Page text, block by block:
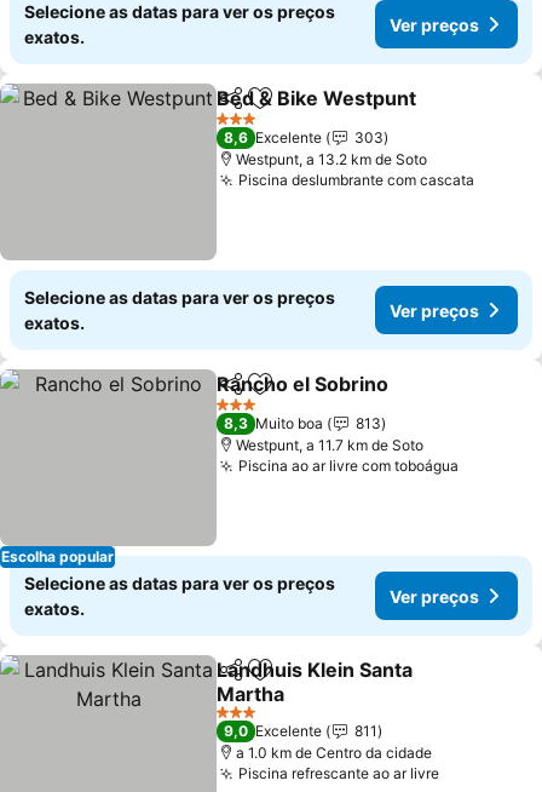
Selecione as datas para ver os preços
exatos.
Ver preços
PartilharAdicionar aos favoritos
Bed & Bike Westpunt
3 Estrelas
8,6 Excelente
303
Westpunt, a 13.2 km de Soto
Piscina deslumbrante com cascata
Selecione as datas para ver os preços
exatos.
Ver preços
Escolha popular
PartilharAdicionar aos favoritos
Rancho el Sobrino
3 Estrelas
8,3 Muito boa
813
Westpunt, a 11.7 km de Soto
Piscina ao ar livre com toboágua
Selecione as datas para ver os preços
exatos.
Ver preços
PartilharAdicionar aos favoritos
Landhuis Klein Santa
Martha
3 Estrelas
9,0 Excelente
811
a 1.0 km de Centro da cidade
Piscina refrescante ao ar livre